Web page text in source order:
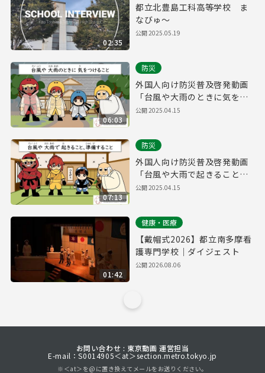
02:35
都立北豊島工科高等学校 ま
なびゅ～
公開2025.05.19
06:03
防災
外国人向け防災普及啓発動画
「台風や大雨のときに気をつ
けること」
公開2025.04.15
07:13
防災
外国人向け防災普及啓発動画
「台風や大雨で起きること、
準備すること」
公開2025.04.15
01:42
健康・医療
【戴帽式2026】都立南多摩看
護専門学校｜ダイジェスト
公開2026.08.06
お問い合わせ : 東京動画 運営担当
E-mail：S0014905＜at＞section.metro.tokyo.jp
※＜at＞を@に置き換えてメールをお送りください。